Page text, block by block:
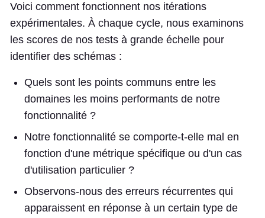
Voici comment fonctionnent nos itérations
expérimentales. À chaque cycle, nous examinons
les scores de nos tests à grande échelle pour
identifier des schémas :
Quels sont les points communs entre les
domaines les moins performants de notre
fonctionnalité ?
Notre fonctionnalité se comporte-t-elle mal en
fonction d'une métrique spécifique ou d'un cas
d'utilisation particulier ?
Observons-nous des erreurs récurrentes qui
apparaissent en réponse à un certain type de